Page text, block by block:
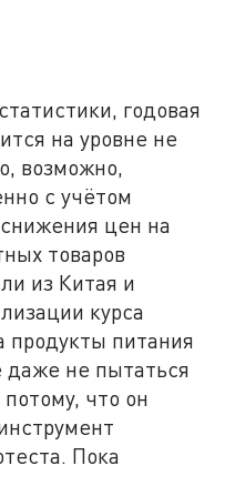
годовая
на уровне не
возможно,
с учётом
цен на
товаров
из Китая и
курса
продукты питания
даже не пытаться
что он
Пока